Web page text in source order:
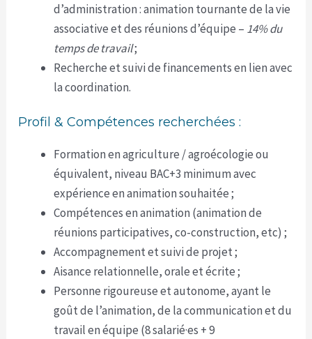
d’administration : animation tournante de la vie
associative et des réunions d’équipe – 14% du
temps de travail;
Recherche et suivi de financements en lien avec
la coordination.
Profil & Compétences recherchées :
Formation en agriculture / agroécologie ou
équivalent, niveau BAC+3 minimum avec
expérience en animation souhaitée ;
Compétences en animation (animation de
réunions participatives, co-construction, etc) ;
Accompagnement et suivi de projet ;
Aisance relationnelle, orale et écrite ;
Personne rigoureuse et autonome, ayant le
goût de l’animation, de la communication et du
travail en équipe (8 salarié·es + 9